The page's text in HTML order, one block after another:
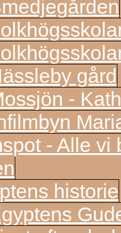
gård
-
- Alle vi
historie